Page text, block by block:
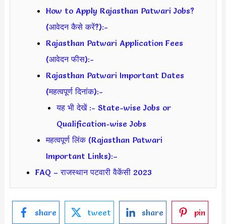
How to Apply Rajasthan Patwari Jobs?
(आवेदन कैसे करें?):-
Rajasthan Patwari Application Fees
(आवेदन फीस):-
Rajasthan Patwari Important Dates
(महत्वपूर्ण दिनांक):-
यह भी देखें :- State-wise Jobs or
Qualification-wise Jobs
महत्वपूर्ण लिंक (Rajasthan Patwari
Important Links):–
FAQ – राजस्थान पटवारी वैकेंसी 2023
share tweet share pin